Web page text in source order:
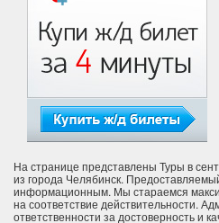
На странице представлены Туры в
из города Челябинск.
информационным. Мы стараемся
на соответствие действительности.
ответственности за достоверность и